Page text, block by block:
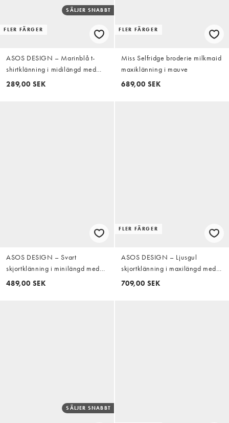
FLER FÄRGER
SÄLJER SNABBT
ASOS DESIGN – Marinblå t-
shirtklänning i midilängd med
rynkning i sidan
289,00 SEK
FLER FÄRGER
Miss Selfridge broderie milkmaid
maxiklänning i mauve
689,00 SEK
ASOS DESIGN – Svart
skjortklänning i minilängd med
breda ärmslut och stora fickor
489,00 SEK
FLER FÄRGER
ASOS DESIGN – Ljusgul
skjortklänning i maxilängd med
indragen detalj
709,00 SEK
SÄLJER SNABBT